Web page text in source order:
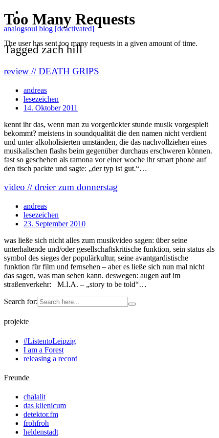
analogsoul blog [deactivated]
Tagged zach hill
review // DEATH GRIPS
andreas
lesezeichen
14. Oktober 2011
kennt ihr das, wenn man zu vorgerückter stunde musik vorgespielt
bekommt? meistens in soundqualität die den namen nicht verdient
und unter alkoholisierten umständen, die das nachvollziehen eines
musikalischen flashs beim gegenüber durchaus erschweren können.
fast so geschehen als ramona vor einer woche ihr smart phone auf
den tisch packte und sagte: „der typ ist gut.“…
video // dreier zum donnerstag
andreas
lesezeichen
23. September 2010
was ließe sich nicht alles zum musikvideo sagen: über seine
unterhaltende und/oder gesellschaftskritische funktion, sein status als
symbol des sieges der populärkultur, seine avantgardistische
funktion für film und fernsehen – aber es ließe sich nun mal nicht
das sagen, was man sehen kann. deswegen: augen auf im
straßenverkehr: M.I.A. – „story to be told“…
Search for:
projekte
#ListentoLeipzig
I am a Forest
releasing a record
Freunde
chalalit
das klienicum
detektor.fm
frohfroh
heldenstadt